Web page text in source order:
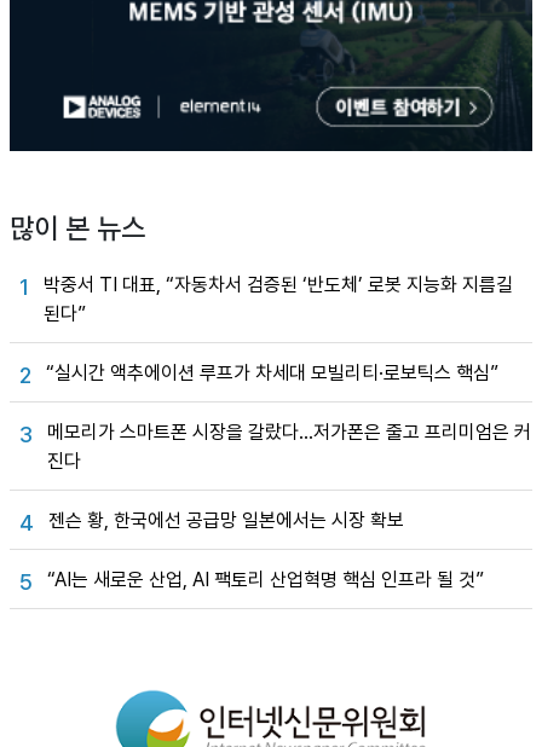
많이 본 뉴스
1
박중서 TI 대표, “자동차서 검증된 ‘반도체’ 로봇 지능화 지름길
된다”
2 “실시간 액추에이션 루프가 차세대 모빌리티·로보틱스 핵심”
3
메모리가 스마트폰 시장을 갈랐다…저가폰은 줄고 프리미엄은 커
진다
4 젠슨 황, 한국에선 공급망 일본에서는 시장 확보
5 “AI는 새로운 산업, AI 팩토리 산업혁명 핵심 인프라 될 것”